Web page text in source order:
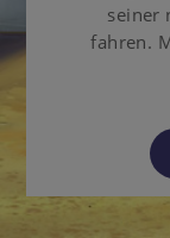
seiner
fahren.